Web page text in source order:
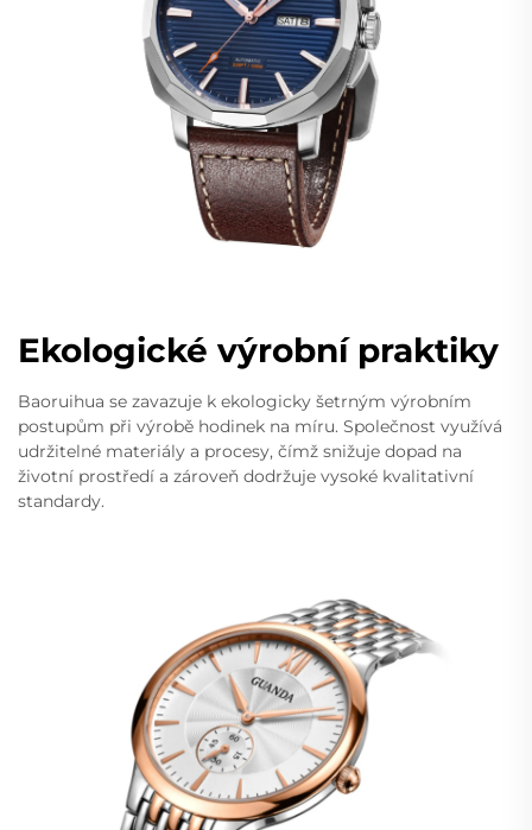
Ekologické výrobní praktiky
Baoruihua se zavazuje k ekologicky šetrným výrobním
postupům při výrobě hodinek na míru. Společnost využívá
udržitelné materiály a procesy, čímž snižuje dopad na
životní prostředí a zároveň dodržuje vysoké kvalitativní
standardy.